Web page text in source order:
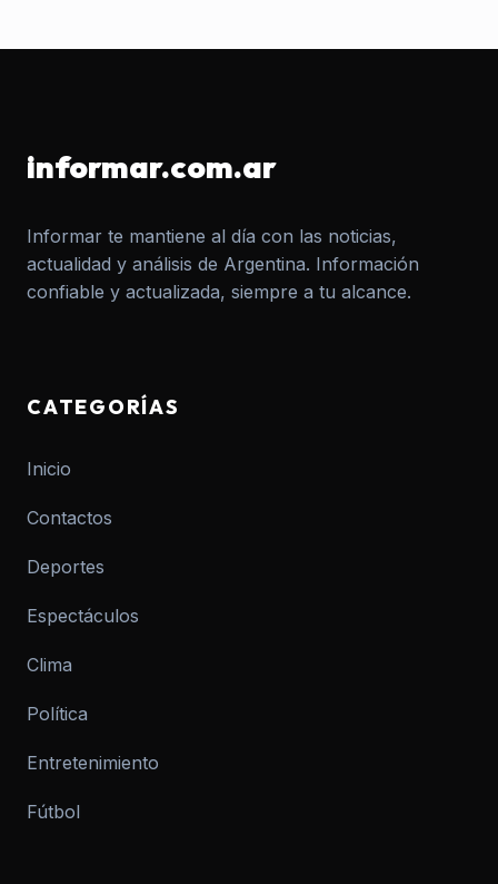
informar.com.ar
Informar te mantiene al día con las noticias,
actualidad y análisis de Argentina. Información
confiable y actualizada, siempre a tu alcance.
CATEGORÍAS
Inicio
Contactos
Deportes
Espectáculos
Clima
Política
Entretenimiento
Fútbol